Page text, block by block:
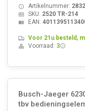
Artikelnummer:
SKU: 2520 TR-214
EAN:
Voor 21u besteld,
Voorraad: 3
Busch-Jaeger
tbv